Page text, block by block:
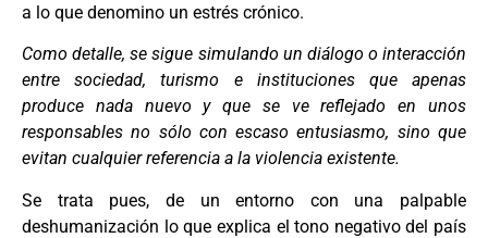
a lo que denomino un estrés crónico.
Como detalle, se sigue simulando un diálogo o interacción
entre sociedad, turismo e instituciones que apenas
produce nada nuevo y que se ve reflejado en unos
responsables no sólo con escaso entusiasmo, sino que
evitan cualquier referencia a la violencia existente.
Se trata pues, de un entorno con una palpable
deshumanización lo que explica el tono negativo del país